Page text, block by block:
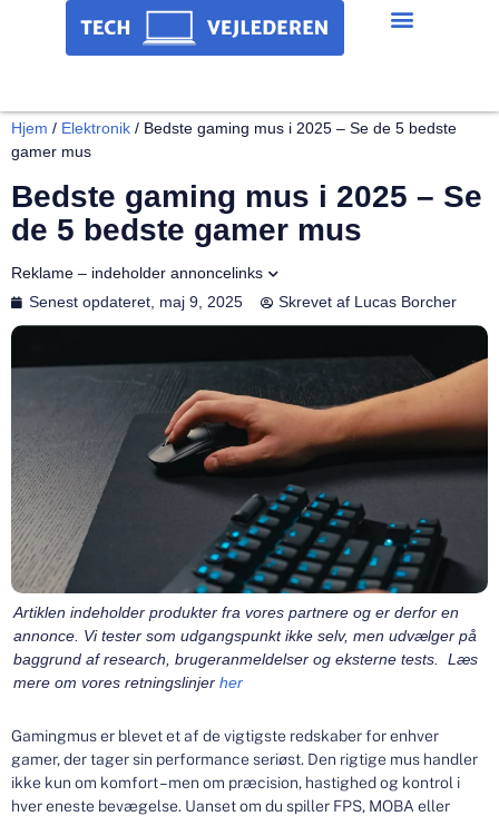
Hjem / Elektronik / Bedste gaming mus i 2025 – Se de 5 bedste
gamer mus
Bedste gaming mus i 2025 – Se
de 5 bedste gamer mus
Senest opdateret, maj 9, 2025 Skrevet af Lucas Borcher
Reklame – indeholder annoncelinks
Artiklen indeholder produkter fra vores partnere og er derfor en
annonce. Vi tester som udgangspunkt ikke selv, men udvælger på
baggrund af research, brugeranmeldelser og eksterne tests. Læs
mere om vores retningslinjer her
Gamingmus er blevet et af de vigtigste redskaber for enhver
gamer, der tager sin performance seriøst. Den rigtige mus handler
ikke kun om komfort – men om præcision, hastighed og kontrol i
hver eneste bevægelse. Uanset om du spiller FPS, MOBA eller